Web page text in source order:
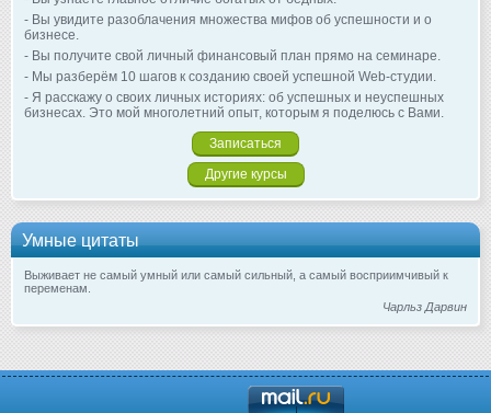
- Вы увидите разоблачения множества мифов об успешности и о
бизнесе.
- Вы получите свой личный финансовый план прямо на семинаре.
- Мы разберём 10 шагов к созданию своей успешной Web-студии.
- Я расскажу о своих личных историях: об успешных и неуспешных
бизнесах. Это мой многолетний опыт, которым я поделюсь с Вами.
Записаться
Другие курсы
Умные цитаты
Выживает не самый умный или самый сильный, а самый восприимчивый к
переменам.
Чарльз Дарвин